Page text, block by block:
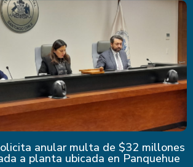
anular multa de $32 millones
a planta ubicada en Panquehue